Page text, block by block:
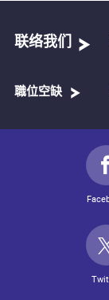
联络我们
職位空缺